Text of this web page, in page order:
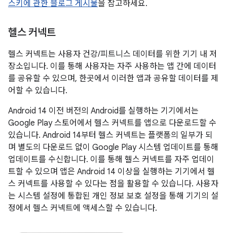
스키에 관한 블로그 게시물을 참고하세요.
헬스 커넥트
헬스 커넥트는 사용자 건강/피트니스 데이터를 위한 기기 내 저
장소입니다. 이를 통해 사용자는 자주 사용하는 앱 간에 데이터
를 공유할 수 있으며, 한곳에서 이러한 앱과 공유할 데이터를 제
어할 수 있습니다.
Android 14 이전 버전의 Android를 실행하는 기기에서는
Google Play 스토어에서 헬스 커넥트를 앱으로 다운로드할 수
있습니다. Android 14부터 헬스 커넥트는 플랫폼의 일부가 되
며 별도의 다운로드 없이 Google Play 시스템 업데이트를 통해
업데이트를 수신합니다. 이를 통해 헬스 커넥트를 자주 업데이
트할 수 있으며 앱은 Android 14 이상을 실행하는 기기에서 헬
스 커넥트를 사용할 수 있다는 점을 활용할 수 있습니다. 사용자
는 시스템 설정에 통합된 개인 정보 보호 설정을 통해 기기의 설
정에서 헬스 커넥트에 액세스할 수 있습니다.